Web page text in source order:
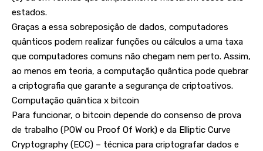
estados.
Graças a essa sobreposição de dados, computadores
quânticos podem realizar funções ou cálculos a uma taxa
que computadores comuns não chegam nem perto. Assim,
ao menos em teoria, a computação quântica pode quebrar
a criptografia que garante a segurança de criptoativos.
Computação quântica x bitcoin
Para funcionar, o bitcoin depende do consenso de prova
de trabalho (POW ou Proof Of Work) e da Elliptic Curve
Cryptography (ECC) – técnica para criptografar dados e